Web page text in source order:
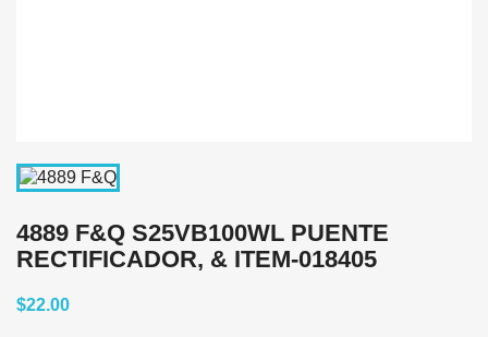
4889 F&Q S25VB100WL PUENTE
RECTIFICADOR, & ITEM-018405
$22.00